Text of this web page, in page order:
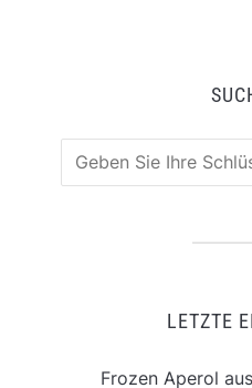
LETZTE
Frozen Aperol